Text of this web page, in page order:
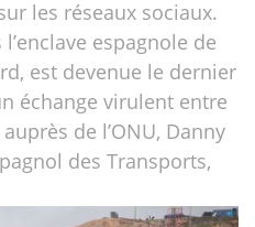
les réseaux sociaux.
espagnole de
est devenue le dernier
échange virulent entre
de l’ONU, Danny
des Transports,